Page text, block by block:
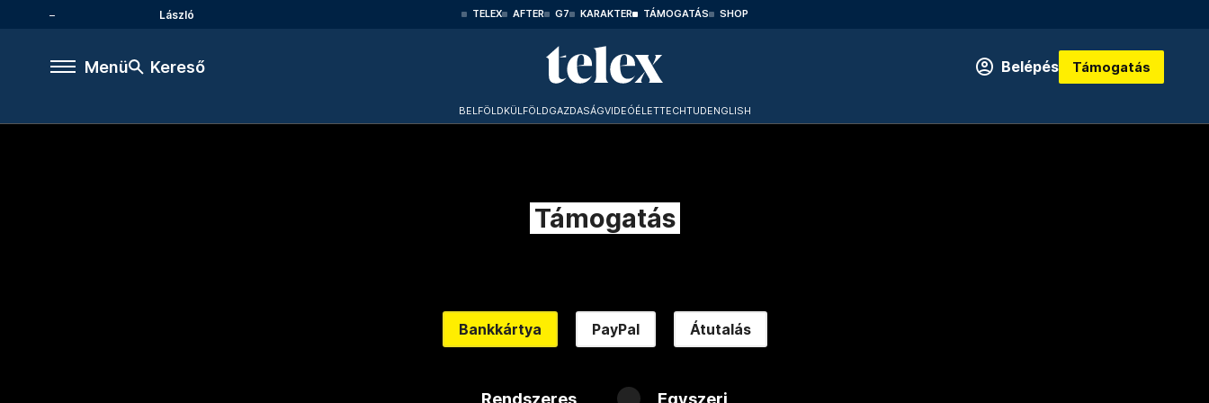
László TELEX AFTER G7 KARAKTER TÁMOGATÁS SHOP
Menü Kereső Belépés Támogatás
BELFÖLDKÜLFÖLDGAZDASÁGVIDEÓÉLETTECHTUDENGLISH
Támogatás
Bankkártya PayPal Átutalás
Rendszeres Egyszeri